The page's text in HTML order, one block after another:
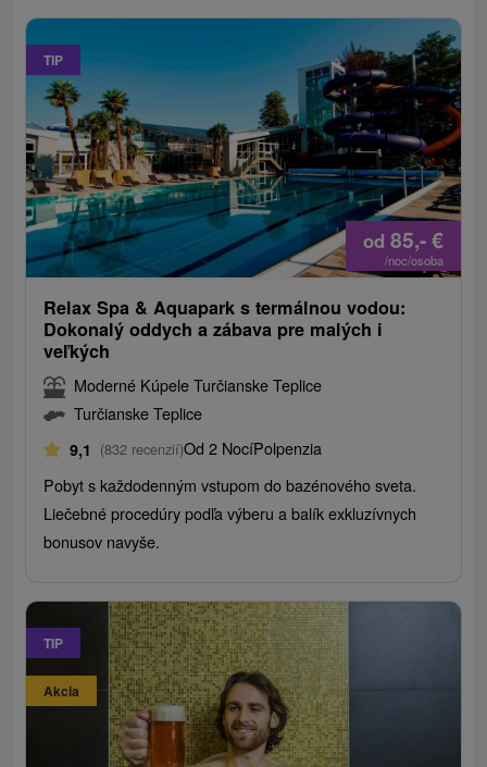
TIP
od 85,-€
/noc/osoba
Relax Spa & Aquapark s termálnou vodou:
Dokonalý oddych a zábava pre malých i
veľkých
Moderné Kúpele Turčianske Teplice
Turčianske Teplice
9,1 (832 recenzií)Od 2 NocíPolpenzia
Pobyt s každodenným vstupom do bazénového sveta.
Liečebné procedúry podľa výberu a balík exkluzívnych
bonusov navyše.
TIP
Akcia